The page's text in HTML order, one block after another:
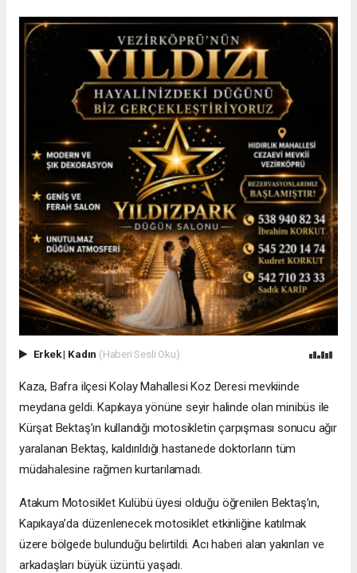
Erkek| Kadın (Haberi Sesli Oku)
Kaza, Bafra ilçesi Kolay Mahallesi Koz Deresi mevkiinde
meydana geldi. Kapıkaya yönüne seyir halinde olan minibüs ile
Kürşat Bektaş’ın kullandığı motosikletin çarpışması sonucu ağır
yaralanan Bektaş, kaldırıldığı hastanede doktorların tüm
müdahalesine rağmen kurtarılamadı.
Atakum Motosiklet Kulübü üyesi olduğu öğrenilen Bektaş’ın,
Kapıkaya’da düzenlenecek motosiklet etkinliğine katılmak
üzere bölgede bulunduğu belirtildi. Acı haberi alan yakınları ve
arkadaşları büyük üzüntü yaşadı.